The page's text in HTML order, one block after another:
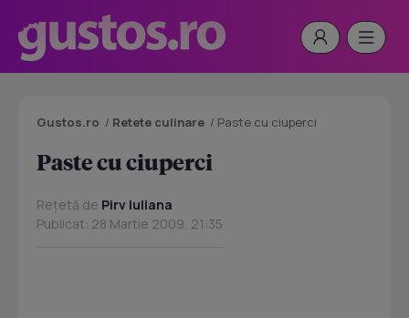
Gustos.ro / Retete culinare / Paste cu ciuperci
Paste cu ciuperci
Rețetă de Pirv Iuliana
Publicat: 28 Martie 2009, 21:35